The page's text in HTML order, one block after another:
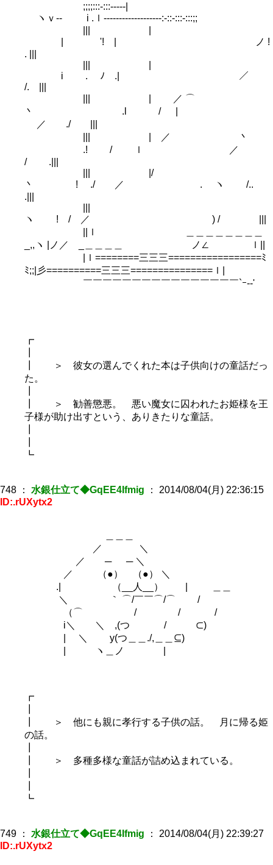
;;;;:::-:::-----|
ヽｖ-‐ i .ｌ‐‐‐‐‐‐‐‐‐‐‐--------:-::-:::-:::;;
| '! | ノ !
. |||
i . ﾉ .| ／
/. |||
||| | ／ ⌒
丶 .l / |
／ ./ |||
||| | ／ 丶
.! / ｌ ／
/ .|||
||| |/
丶 ! ./ ／ . ヽ /..
.|||
ヽ ! / ／ ) / |||
||ｌ ＿＿＿＿＿＿＿＿
_,,ヽ |ノ／ _＿＿＿＿ ノ∠ ｌ||
|ｌ========三三三=================ﾐ
ﾐ;;|彡==========三三三===============ｌ|
￣￣￣￣￣￣￣￣￣￣￣￣￣￣￣￣`ｰ-‐'￣
┏
┃ ＞ 彼女の選んでくれた本は子供向けの童話だっ
た。
┃ ＞ 勧善懲悪。 悪い魔女に囚われたお姫様を王
子様が助け出すという、ありきたりな童話。
┗
748 ： 水銀仕立て◆GqEE4Ifmig ： 2014/08/04(月) 22:36:15
ID:.rUXytx2
／ ＼
／ ─ ─ ＼
／ （●） （●） ＼
.| （__人__） | ＿＿
＼ ｀ ⌒/￣￣⌒/⌒ /
（⌒ / / /
i＼ ＼ ,(つ / ⊂)
| ＼ y(つ＿＿./,＿＿⊆)
| ヽ＿ノ |
┏
┃ ＞ 他にも親に孝行する子供の話。 月に帰る姫
の話。
┃ ＞ 多種多様な童話が詰め込まれている。
┗
749 ： 水銀仕立て◆GqEE4Ifmig ： 2014/08/04(月) 22:39:27
ID:.rUXytx2